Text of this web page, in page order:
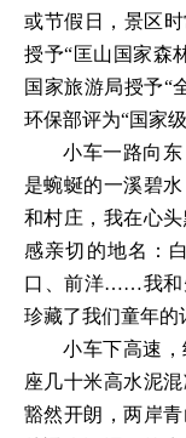
或节假日，景区
授予“匡山国家森
国家旅游局授予“
环保部评为“国家级
小车一路向
是蜿蜒的一溪碧
和村庄，我在心
感亲切的地名：
口、前洋……我和
珍藏了我们童年的
小车下高速
座几十米高水泥
豁然开朗，两岸